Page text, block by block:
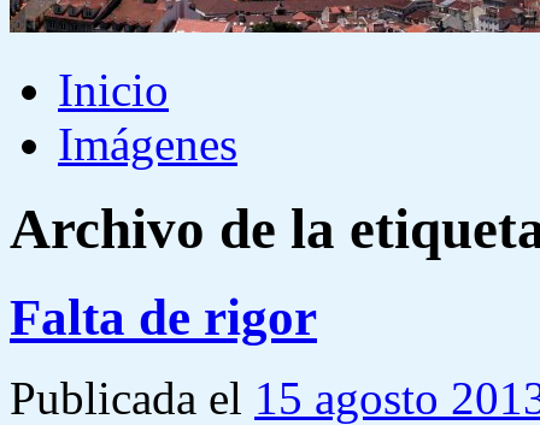
Inicio
Imágenes
Archivo de la
Falta de rigor
Publicada el 15 agosto